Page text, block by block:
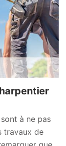
à ne pas
travaux de